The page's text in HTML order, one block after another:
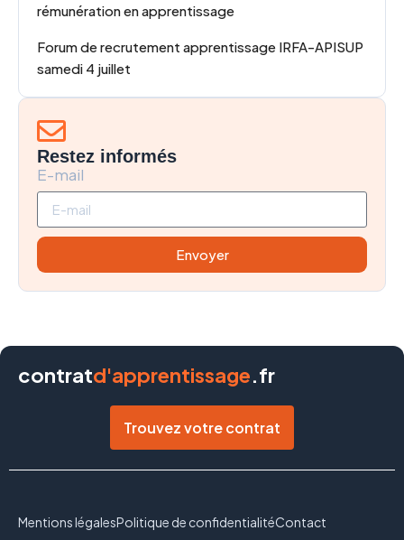
rémunération en apprentissage
Forum de recrutement apprentissage IRFA-APISUP
samedi 4 juillet
Restez informés
E-mail
Envoyer
contratd'apprentissage.fr
Trouvez votre contrat
Mentions légalesPolitique de confidentialitéContact